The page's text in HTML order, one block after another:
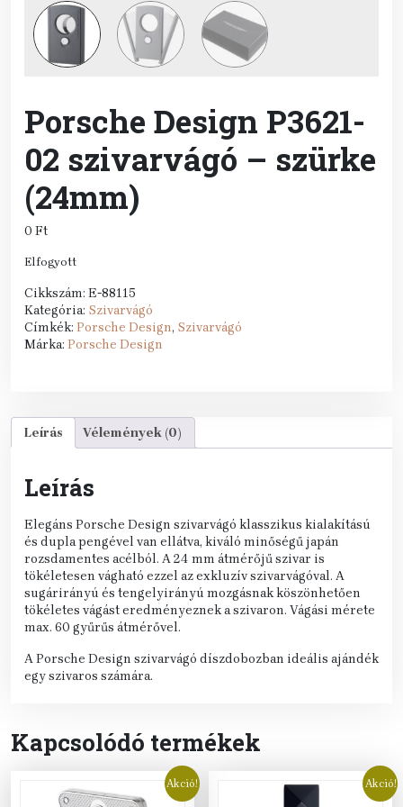
Porsche Design P3621-
02 szivarvágó – szürke
(24mm)
0 Ft
Elfogyott
Cikkszám: E-88115
Kategória: Szivarvágó
Címkék: Porsche Design, Szivarvágó
Márka: Porsche Design
Leírás Vélemények (0)
Leírás
Elegáns Porsche Design szivarvágó klasszikus kialakítású
és dupla pengével van ellátva, kiváló minőségű japán
rozsdamentes acélból. A 24 mm átmérőjű szivar is
tökéletesen vágható ezzel az exkluzív szivarvágóval. A
sugárirányú és tengelyirányú mozgásnak köszönhetően
tökéletes vágást eredményeznek a szivaron. Vágási mérete
max. 60 gyűrűs átmérővel.
A Porsche Design szivarvágó díszdobozban ideális ajándék
egy szivaros számára.
Kapcsolódó termékek
Akció! Akció!